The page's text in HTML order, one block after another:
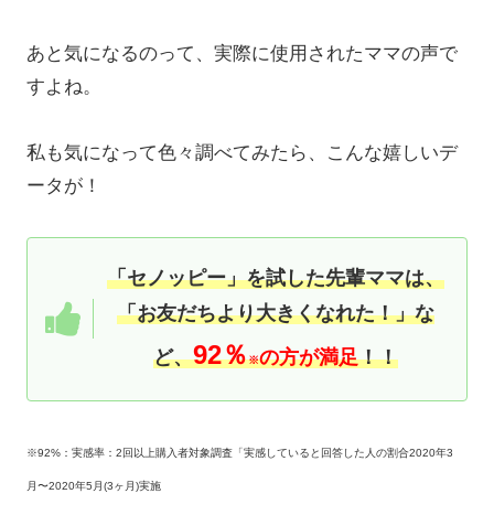
あと気になるのって、実際に使用されたママの声で
すよね。
私も気になって色々調べてみたら、こんな嬉しいデ
ータが！
「セノッピー」を試した先輩ママは、
「お友だちより大きくなれた！」な
ど、92％※の方が満足！！
※92%：実感率：2回以上購入者対象調査「実感していると回答した人の割合2020年3
月〜2020年5月(3ヶ月)実施